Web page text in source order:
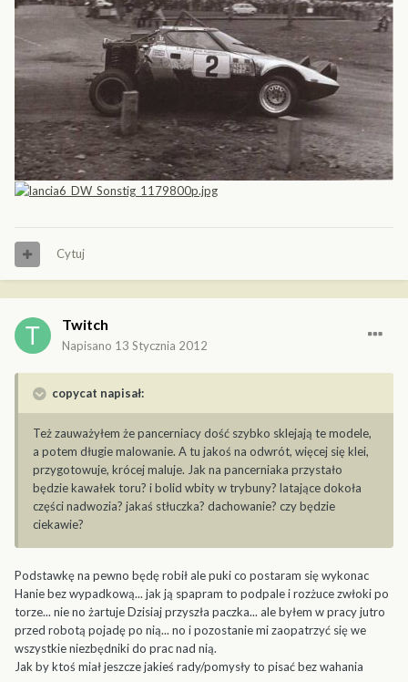
Cytuj
Twitch
Napisano 13 Stycznia 2012
copycat napisał:
Też zauważyłem że pancerniacy dość szybko sklejają te modele,
a potem długie malowanie. A tu jakoś na odwrót, więcej się klei,
przygotowuje, krócej maluje. Jak na pancerniaka przystało
będzie kawałek toru? i bolid wbity w trybuny? latające dokoła
części nadwozia? jakaś stłuczka? dachowanie? czy będzie
ciekawie?
Podstawkę na pewno będę robił ale puki co postaram się wykonac
Hanie bez wypadkową... jak ją spapram to podpale i rozżuce zwłoki po
torze... nie no żartuje Dzisiaj przyszła paczka... ale byłem w pracy jutro
przed robotą pojadę po nią... no i pozostanie mi zaopatrzyć się we
wszystkie niezbędniki do prac nad nią.
Jak by ktoś miał jeszcze jakieś rady/pomysły to pisać bez wahania